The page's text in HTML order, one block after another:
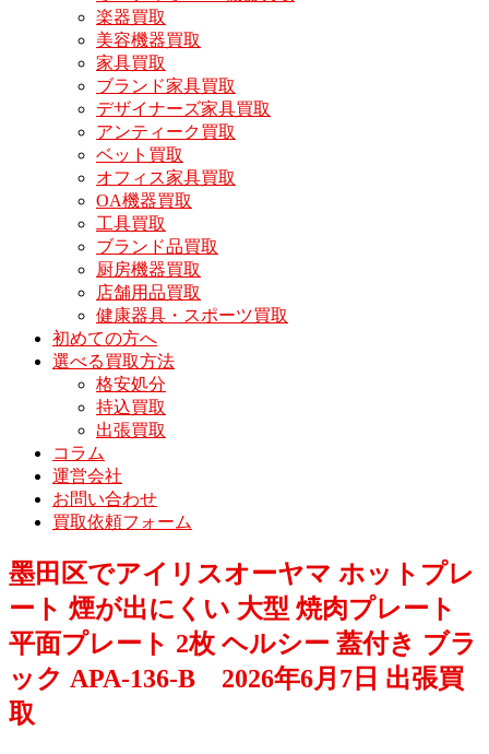
楽器買取
美容機器買取
家具買取
ブランド家具買取
デザイナーズ家具買取
アンティーク買取
ベット買取
オフィス家具買取
OA機器買取
工具買取
ブランド品買取
厨房機器買取
店舗用品買取
健康器具・スポーツ買取
初めての方へ
選べる買取方法
格安処分
持込買取
出張買取
コラム
運営会社
お問い合わせ
買取依頼フォーム
墨田区でアイリスオーヤマ ホットプレ
ート 煙が出にくい 大型 焼肉プレート
平面プレート 2枚 ヘルシー 蓋付き ブラ
ック APA-136-B 2026年6月7日 出張買
取